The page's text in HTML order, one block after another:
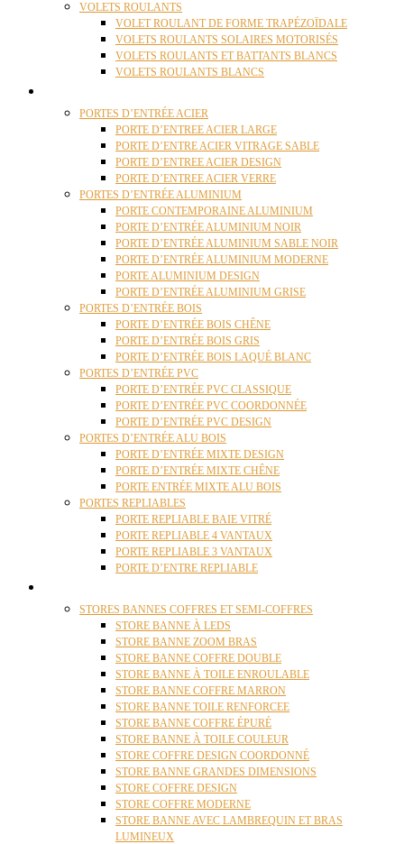
VOLETS ROULANTS
VOLET ROULANT DE FORME TRAPÉZOÏDALE
VOLETS ROULANTS SOLAIRES MOTORISÉS
VOLETS ROULANTS ET BATTANTS BLANCS
VOLETS ROULANTS BLANCS
PORTES D’ENTRÉE ACIER
PORTE D’ENTREE ACIER LARGE
PORTE D’ENTRE ACIER VITRAGE SABLE
PORTE D’ENTREE ACIER DESIGN
PORTE D’ENTREE ACIER VERRE
PORTES D’ENTRÉE ALUMINIUM
PORTE CONTEMPORAINE ALUMINIUM
PORTE D’ENTRÉE ALUMINIUM NOIR
PORTE D’ENTRÉE ALUMINIUM SABLE NOIR
PORTE D’ENTRÉE ALUMINIUM MODERNE
PORTE ALUMINIUM DESIGN
PORTE D’ENTRÉE ALUMINIUM GRISE
PORTES D’ENTRÉE BOIS
PORTE D’ENTRÉE BOIS CHÊNE
PORTE D’ENTRÉE BOIS GRIS
PORTE D’ENTRÉE BOIS LAQUÉ BLANC
PORTES D’ENTRÉE PVC
PORTE D’ENTRÉE PVC CLASSIQUE
PORTE D’ENTRÉE PVC COORDONNÉE
PORTE D’ENTRÉE PVC DESIGN
PORTES D’ENTRÉE ALU BOIS
PORTE D’ENTRÉE MIXTE DESIGN
PORTE D’ENTRÉE MIXTE CHÊNE
PORTE ENTRÉE MIXTE ALU BOIS
PORTES REPLIABLES
PORTE REPLIABLE BAIE VITRÉ
PORTE REPLIABLE 4 VANTAUX
PORTE REPLIABLE 3 VANTAUX
PORTE D’ENTRE REPLIABLE
STORES BANNES COFFRES ET SEMI-COFFRES
STORE BANNE À LEDS
STORE BANNE ZOOM BRAS
STORE BANNE COFFRE DOUBLE
STORE BANNE À TOILE ENROULABLE
STORE BANNE COFFRE MARRON
STORE BANNE TOILE RENFORCEE
STORE BANNE COFFRE ÉPURÉ
STORE BANNE À TOILE COULEUR
STORE COFFRE DESIGN COORDONNÉ
STORE BANNE GRANDES DIMENSIONS
STORE COFFRE DESIGN
STORE COFFRE MODERNE
STORE BANNE AVEC LAMBREQUIN ET BRAS
LUMINEUX